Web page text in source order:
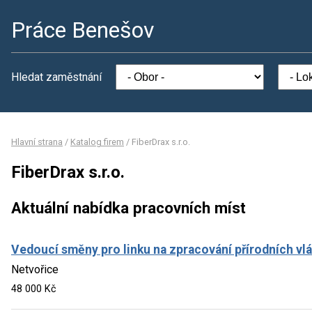
Práce Benešov
Hledat zaměstnání
Hlavní strana / Katalog firem / FiberDrax s.r.o.
FiberDrax s.r.o.
Aktuální nabídka pracovních míst
Vedoucí směny pro linku na zpracování přírodních
Netvořice
48 000 Kč